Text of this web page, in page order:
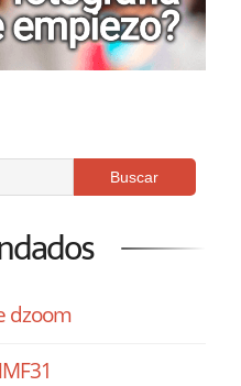
dzoom